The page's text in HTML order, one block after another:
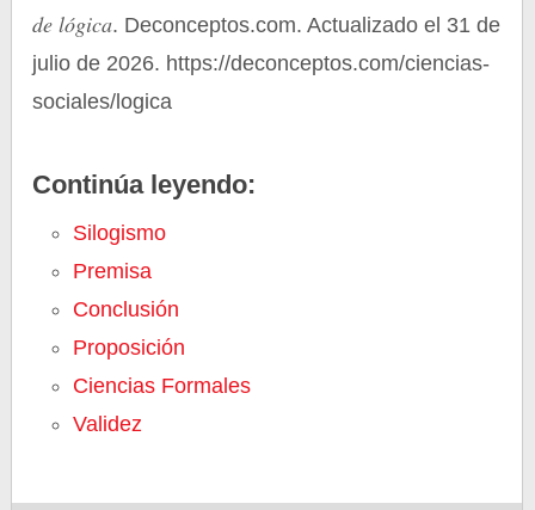
de lógica. Deconceptos.com. Actualizado el 31 de
julio de 2026. https://deconceptos.com/ciencias-
sociales/logica
Continúa leyendo:
Silogismo
Premisa
Conclusión
Proposición
Ciencias Formales
Validez